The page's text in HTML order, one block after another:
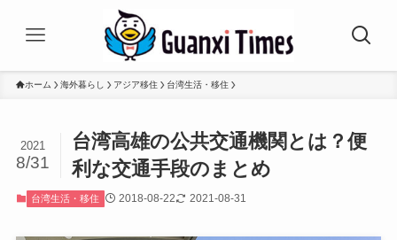
ホーム 海外暮らし アジア移住 台湾生活・移住
台湾高雄の公共交通機関とは？便
利な交通手段のまとめ
2021
8/31
台湾生活・移住 2018-08-22 2021-08-31